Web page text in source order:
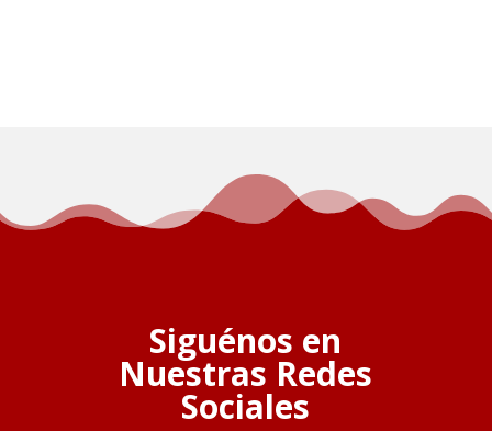
Siguénos en
Nuestras Redes
Sociales